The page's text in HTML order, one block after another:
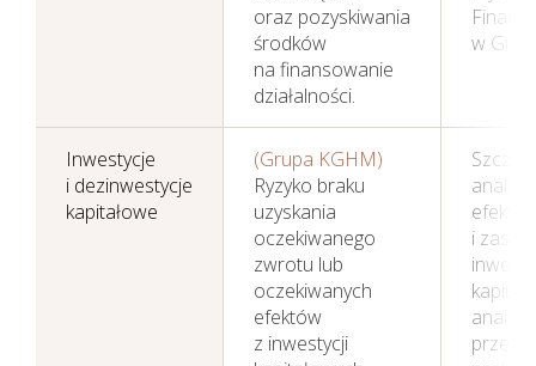
oraz pozyskiwania
środków
na finansowanie
działalności.
w
Inwestycje
i dezinwestycje
kapitałowe
(Grupa KGHM)
Ryzyko braku
uzyskania
oczekiwanego
zwrotu lub
oczekiwanych
efektów
z inwestycji
analizy
i
analizy